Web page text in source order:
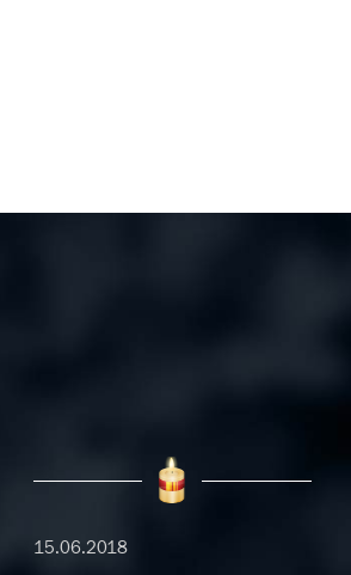
15.06.2018